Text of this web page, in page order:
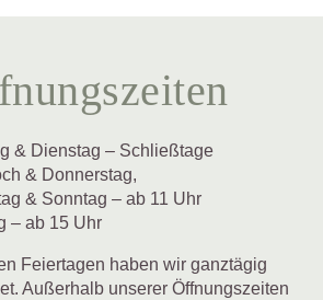
& Dienstag – Schließtage
& Donnerstag,
& Sonntag – ab 11 Uhr
– ab 15 Uhr
Feiertagen haben wir ganztägig
Außerhalb unserer Öffnungszeiten